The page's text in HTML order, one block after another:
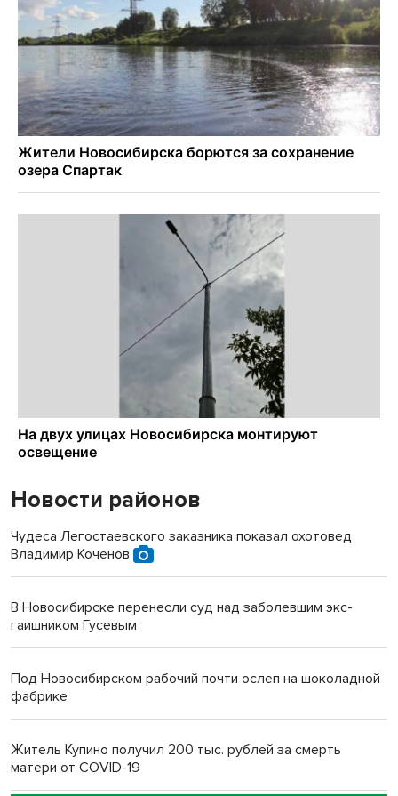
Новости районов
Чудеса Легостаевского заказника показал охотовед
Владимир Коченов
В Новосибирске перенесли суд над заболевшим экс-
гаишником Гусевым
Под Новосибирском рабочий почти ослеп на шоколадной
фабрике
Житель Купино получил 200 тыс. рублей за смерть
матери от COVID-19